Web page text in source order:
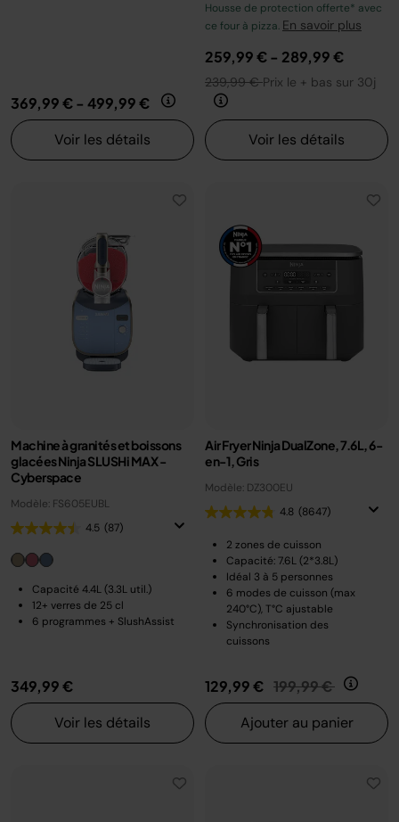
369,99 €- 499,99 €
Voir les détails
Housse de protection offerte* avec
ce four à pizza. En savoir plus
259,99 €- 289,99 €
239,99 €Prix le + bas sur 30j
Voir les détails
Machine à granités et boissons
glacées Ninja SLUSHi MAX -
Cyberspace
Modèle: FS605EUBL
4.5 (87)
Capacité 4.4L (3.3L util.)
12+ verres de 25 cl
6 programmes + SlushAssist
349,99 €
Voir les détails
Air Fryer Ninja DualZone, 7.6L, 6-
en-1, Gris
Modèle: DZ300EU
4.8 (8647)
2 zones de cuisson
Capacité: 7.6L (2*3.8L)
Idéal 3 à 5 personnes
6 modes de cuisson (max
240°C), T°C ajustable
Synchronisation des
cuissons
129,99 € Prix réduit de
199,99 € au
Ajouter au panier